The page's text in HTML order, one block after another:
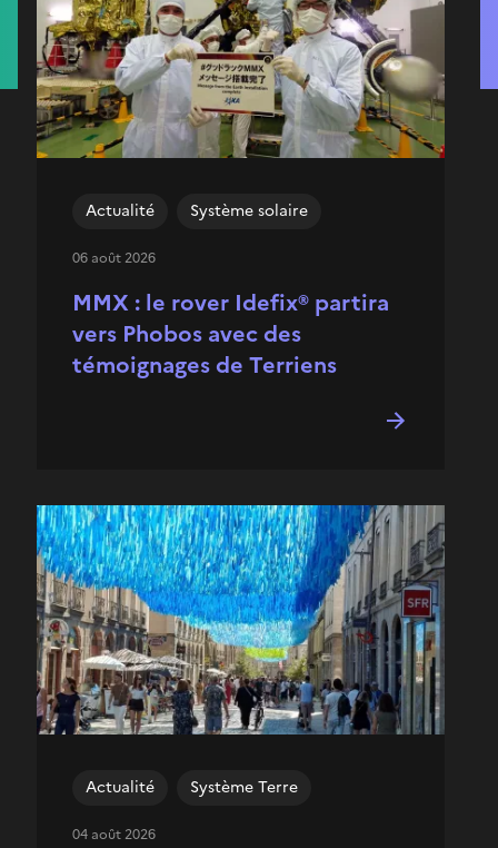
MMX : le rover Idefix® partira
vers Phobos avec des
témoignages de Terriens
Actualité Système solaire
06 août 2026
Actualité Système Terre
04 août 2026